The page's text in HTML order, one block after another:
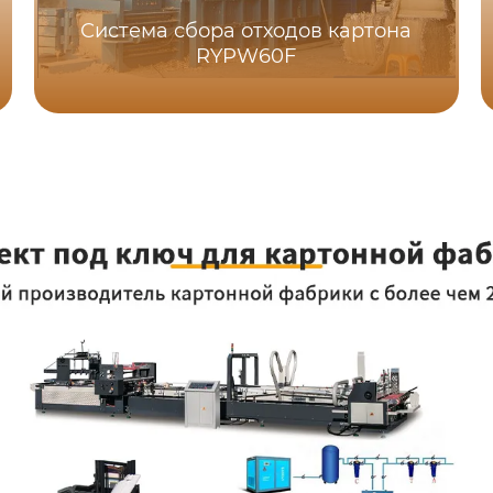
Система сбора отходов картона
RYPW60F